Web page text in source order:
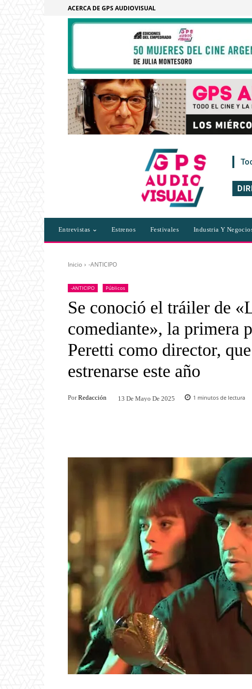
ACERCA DE GPS AUDIOVISUAL
Entrevistas Estrenos Festivales Industria Y
Inicio -ANTICIPO
-ANTICIPO Públicos
Se conoció el tráiler de
comediante», la primera
Peretti como director,
estrenarse este año
Por Redacción 13 De Mayo De 2025 1 minutos de lectura